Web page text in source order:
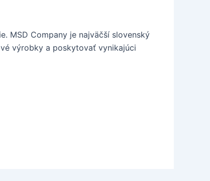
MSD Company je najväčší slovenský
výrobky a poskytovať vynikajúci